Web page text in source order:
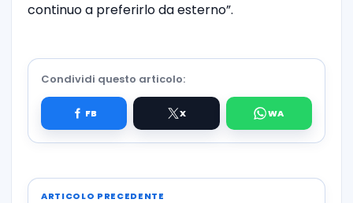
continuo a preferirlo da esterno”.
Condividi questo articolo:
ARTICOLO PRECEDENTE